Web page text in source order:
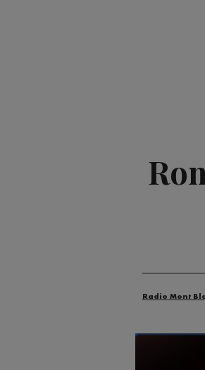
Radio Mont